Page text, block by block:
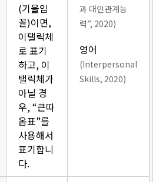
(기울임
꼴)이면,
이탤릭체
로 표기
하고, 이
탤릭체가
아닐 경
우, “큰따
옴표”를
사용해서
표기합니
다.
과 대인관계능
력”, 2020)
영어
(Interpersonal
Skills, 2020)